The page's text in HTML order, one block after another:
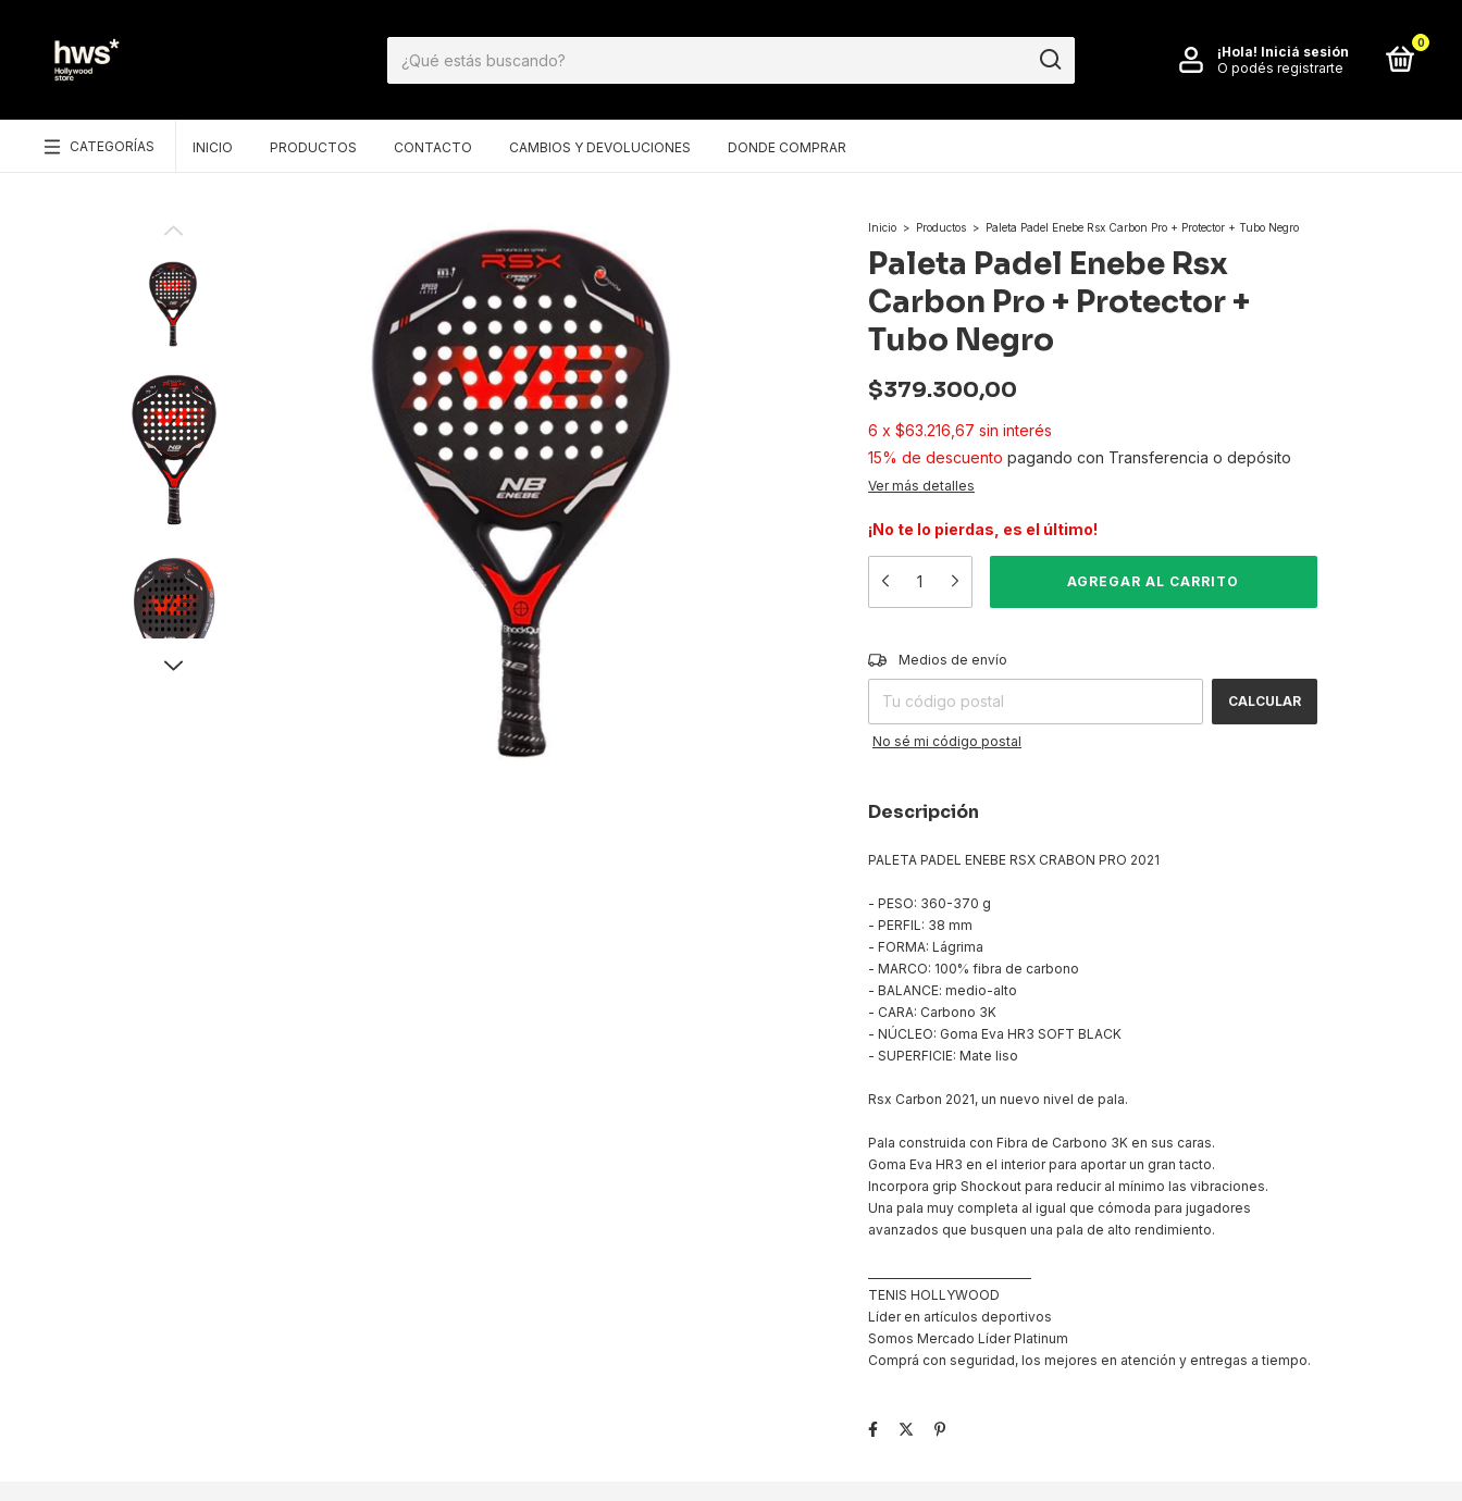
¡Hola! Iniciá sesión
O podés registrarte
0
CATEGORÍAS INICIO PRODUCTOS CONTACTO CAMBIOS Y DEVOLUCIONES DONDE COMPRAR
Inicio > Productos > Paleta Padel Enebe Rsx Carbon Pro + Protector + Tubo Negro
Paleta Padel Enebe Rsx
Carbon Pro + Protector +
Tubo Negro
$379.300,00
6 x $63.216,67 sin interés
15% de descuento pagando con Transferencia o depósito
Ver más detalles
¡No te lo pierdas, es el último!
Entregas para el CP:
Medios de envío
CALCULAR
No sé mi código postal
Descripción
PALETA PADEL ENEBE RSX CRABON PRO 2021
- PESO: 360-370 g
- PERFIL: 38 mm
- FORMA: Lágrima
- MARCO: 100% fibra de carbono
- BALANCE: medio-alto
- CARA: Carbono 3K
- NÚCLEO: Goma Eva HR3 SOFT BLACK
- SUPERFICIE: Mate liso
Rsx Carbon 2021, un nuevo nivel de pala.
Pala construida con Fibra de Carbono 3K en sus caras.
Goma Eva HR3 en el interior para aportar un gran tacto.
Incorpora grip Shockout para reducir al mínimo las vibraciones.
Una pala muy completa al igual que cómoda para jugadores
avanzados que busquen una pala de alto rendimiento.
TENIS HOLLYWOOD
Líder en artículos deportivos
Somos Mercado Líder Platinum
Comprá con seguridad, los mejores en atención y entregas a tiempo.